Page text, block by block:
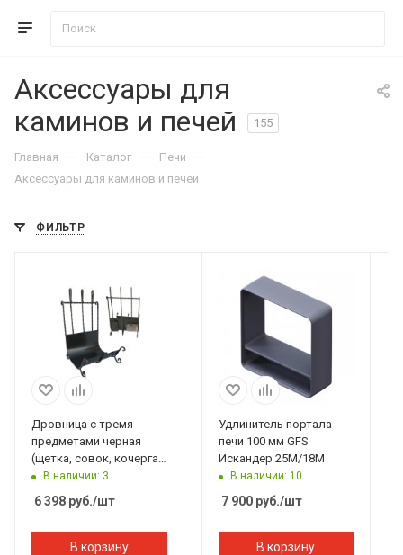
Аксессуары для
каминов и печей
155
Главная — Каталог — Печи —
Аксессуары для каминов и печей
ФИЛЬТР
Дровница с тремя
предметами черная
(щетка, совок, кочерга)
Банный Эксперт
В наличии: 3
6 398 руб./шт
В корзину
Удлинитель портала
печи 100 мм GFS
Искандер 25М/18М
В наличии: 10
7 900руб./шт
В корзину